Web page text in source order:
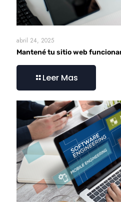
abril 24, 2025
Mantené tu sitio web
Leer Mas